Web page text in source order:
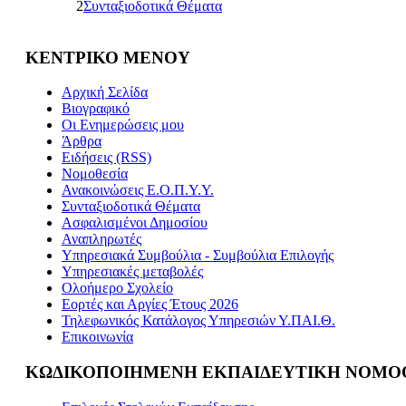
2Συνταξιοδοτικά Θέματα
ΚΕΝΤΡΙΚΟ ΜΕΝΟΥ
Αρχική Σελίδα
Βιογραφικό
Οι Ενημερώσεις μου
Άρθρα
Ειδήσεις (RSS)
Νομοθεσία
Ανακοινώσεις Ε.Ο.Π.Υ.Υ.
Συνταξιοδοτικά Θέματα
Ασφαλισμένοι Δημοσίου
Αναπληρωτές
Υπηρεσιακά Συμβούλια - Συμβούλια Επιλογής
Υπηρεσιακές μεταβολές
Ολοήμερο Σχολείο
Εορτές και Αργίες Έτους 2026
Τηλεφωνικός Κατάλογος Υπηρεσιών Υ.ΠΑΙ.Θ.
Επικοινωνία
ΚΩΔΙΚΟΠΟΙΗΜΕΝΗ ΕΚΠΑΙΔΕΥΤΙΚΗ